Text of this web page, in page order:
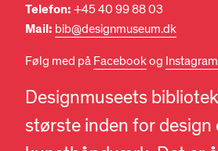
Telefon: +45 40 99 88 03
Mail: bib@designmuseum.dk
Følg med på Facebookog
Designmuseets
største inden for design